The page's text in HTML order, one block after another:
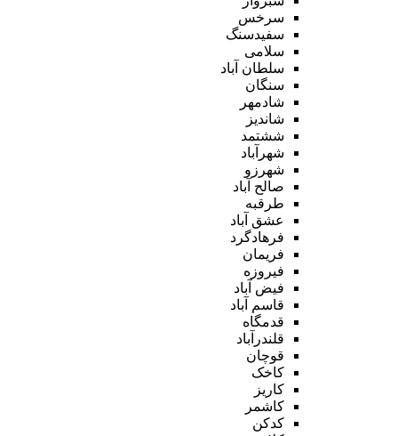
سرخس
سفیدسنگ
سلامی
سلطان آباد
سنگان
شادمهر
شاندیز
ششتمد
شهرآباد
شهرزو
صالح آباد
طرقبه
عشق آباد
فرهادگرد
فریمان
فیروزه
فیض آباد
قاسم آباد
قدمگاه
قلندرآباد
قوچان
کاخک
کاریز
کاشمر
کدکن